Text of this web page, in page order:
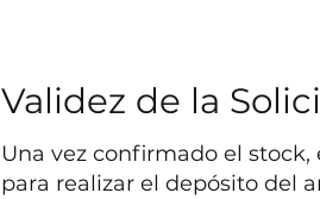
Validez de la
Una vez confirmado el
para realizar el depósito del